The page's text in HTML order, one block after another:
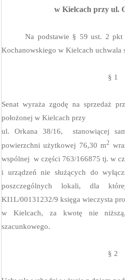
w Kielcach przy ul.
Na podstawie § 59 ust. 2 pkt
Kochanowskiego w Kielcach uchwala
§ 1
Senat wyraża zgodę na sprzedaż
położonej w Kielcach przy
ul. Orkana 38/16,
stanowiącej
powierzchni użytkowej 76,30 m2
wspólnej w części 763/166875 tj. w
i urządzeń nie służących do
poszczególnych lokali, dla
KI1L/00131232/9 księga wieczysta
w Kielcach, za kwotę nie
szacunkowego.
§ 2